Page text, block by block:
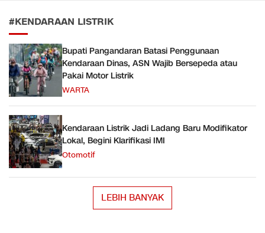
#KENDARAAN LISTRIK
Bupati Pangandaran Batasi Penggunaan
Kendaraan Dinas, ASN Wajib Bersepeda atau
Pakai Motor Listrik
WARTA
Kendaraan Listrik Jadi Ladang Baru Modifikator
Lokal, Begini Klarifikasi IMI
Otomotif
LEBIH BANYAK